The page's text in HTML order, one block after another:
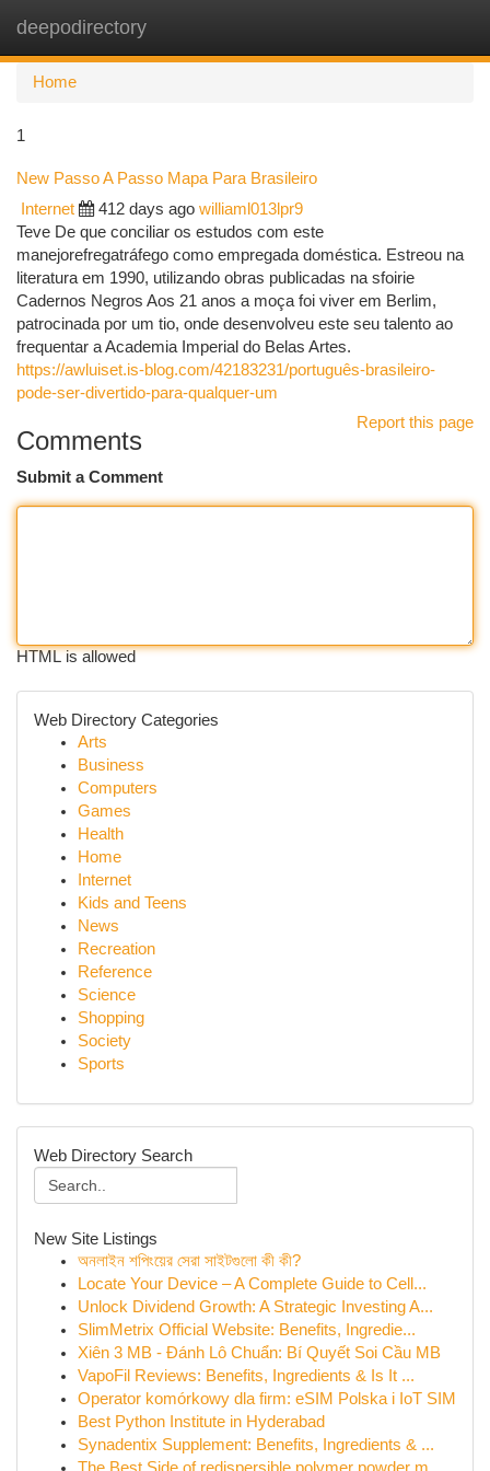
deepodirectory
Home
1
New Passo A Passo Mapa Para Brasileiro
Internet 412 days ago williaml013lpr9
Teve De que conciliar os estudos com este
manejorefregatráfego como empregada doméstica. Estreou na
literatura em 1990, utilizando obras publicadas na sfoirie
Cadernos Negros Aos 21 anos a moça foi viver em Berlim,
patrocinada por um tio, onde desenvolveu este seu talento ao
frequentar a Academia Imperial do Belas Artes.
https://awluiset.is-blog.com/42183231/português-brasileiro-
pode-ser-divertido-para-qualquer-um
Report this page
Comments
Submit a Comment
HTML is allowed
Web Directory Categories
Arts
Business
Computers
Games
Health
Home
Internet
Kids and Teens
News
Recreation
Reference
Science
Shopping
Society
Sports
Web Directory Search
New Site Listings
অনলাইন শপিংয়ের সেরা সাইটগুলো কী কী?
Locate Your Device – A Complete Guide to Cell...
Unlock Dividend Growth: A Strategic Investing A...
SlimMetrix Official Website: Benefits, Ingredie...
Xiên 3 MB - Đánh Lô Chuẩn: Bí Quyết Soi Cầu MB
VapoFil Reviews: Benefits, Ingredients & Is It ...
Operator komórkowy dla firm: eSIM Polska i IoT SIM
Best Python Institute in Hyderabad
Synadentix Supplement: Benefits, Ingredients & ...